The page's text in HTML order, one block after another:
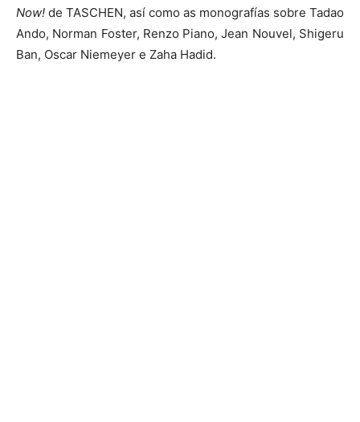
Now! de TASCHEN, así como as monografías sobre Tadao
Ando, Norman Foster, Renzo Piano, Jean Nouvel, Shigeru
Ban, Oscar Niemeyer e Zaha Hadid.